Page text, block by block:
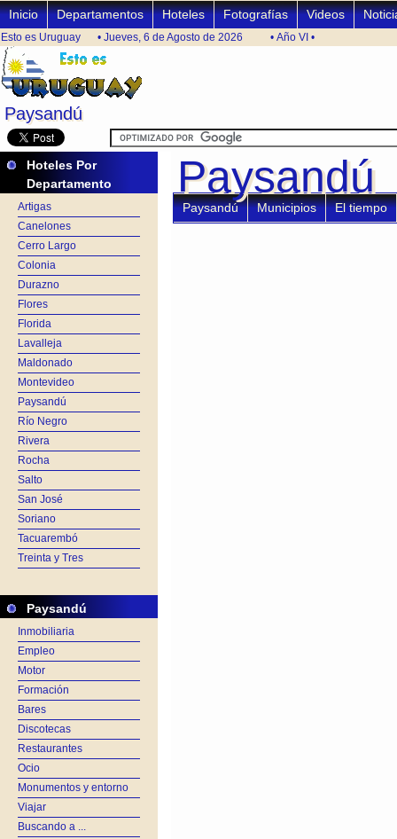
Paysandú
Paysandú
Inicio Departamentos Hoteles Fotografías Videos
Esto es Uruguay • Jueves, 6 de Agosto de 2026 • Año VI •
Hoteles Por
Departamento
Artigas
Canelones
Cerro Largo
Colonia
Durazno
Flores
Florida
Lavalleja
Maldonado
Montevideo
Paysandú
Río Negro
Rivera
Rocha
Salto
San José
Soriano
Tacuarembó
Treinta y Tres
Paysandú
Inmobiliaria
Empleo
Motor
Formación
Bares
Discotecas
Restaurantes
Ocio
Monumentos y entorno
Viajar
Buscando a ...
Paysandú
Paysandú
Paysandú Municipios El tiempo